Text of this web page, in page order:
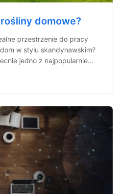
domowe?
przestrzenie do pracy
w stylu skandynawskim?
jedno z najpopularnie...